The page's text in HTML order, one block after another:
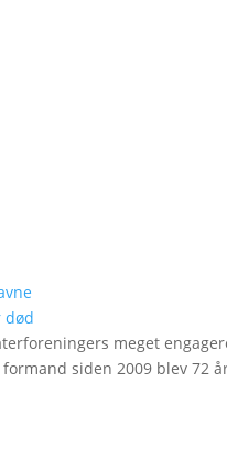
død
meget
siden 2009 blev 72